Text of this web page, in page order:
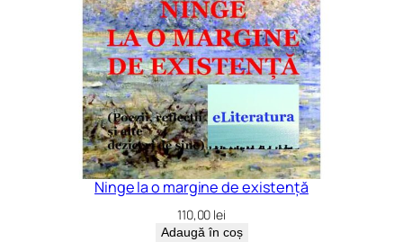
Ninge la o margine de existență
110,00 lei
Adaugă în coș